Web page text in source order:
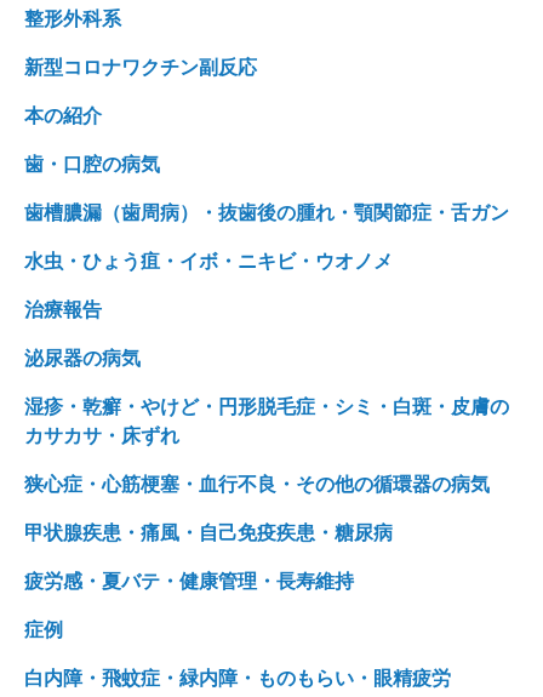
整形外科系
新型コロナワクチン副反応
本の紹介
歯・口腔の病気
歯槽膿漏（歯周病）・抜歯後の腫れ・顎関節症・舌ガン
水虫・ひょう疽・イボ・ニキビ・ウオノメ
治療報告
泌尿器の病気
湿疹・乾癬・やけど・円形脱毛症・シミ・白斑・皮膚の
カサカサ・床ずれ
狭心症・心筋梗塞・血行不良・その他の循環器の病気
甲状腺疾患・痛風・自己免疫疾患・糖尿病
疲労感・夏バテ・健康管理・長寿維持
症例
白内障・飛蚊症・緑内障・ものもらい・眼精疲労